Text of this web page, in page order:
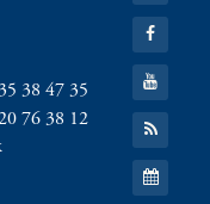
38 47 35
76 38 12
Twitter
Gå
til:
Facebook
Gå
til:
YouTube
Gå
til:
RSS
feed
Gå
til: